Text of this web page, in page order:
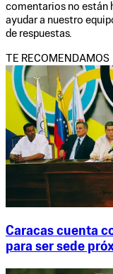
comentarios no están
ayudar a nuestro
de respuestas.
TE RECOMENDAMOS
Caracas cuenta
para ser sede